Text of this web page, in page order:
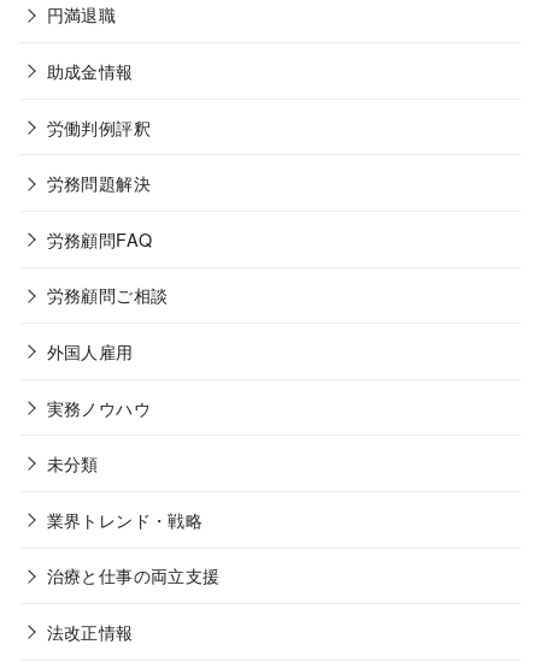
円満退職
助成金情報
労働判例評釈
労務問題解決
労務顧問FAQ
労務顧問ご相談
外国人雇用
実務ノウハウ
未分類
業界トレンド・戦略
治療と仕事の両立支援
法改正情報